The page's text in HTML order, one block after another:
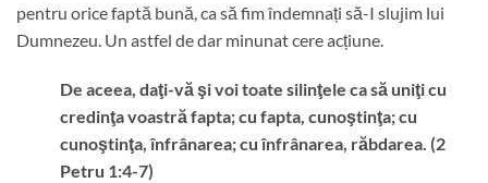
pentru orice faptă bună, ca să fim îndemnați să-I slujim lui
Dumnezeu. Un astfel de dar minunat cere acțiune.
De aceea, daţi-vă şi voi toate silinţele ca să uniţi cu
credinţa voastră fapta; cu fapta, cunoştinţa; cu
cunoştinţa, înfrânarea; cu înfrânarea, răbdarea. (2
Petru 1:4-7)